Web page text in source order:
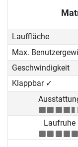
Lauffläche
Max.
Geschwindigkeit
Klappbar ✓
Laufruhe